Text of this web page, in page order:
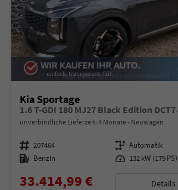
Kia Sportage
1.6 T-GDI 180 MJ27 Black Edition DCT7
unverbindliche Lieferzeit: 4 Monate Neuwagen
Fahrzeugnummer 207464 Getriebe Automatik
Kraftstoff Benzin Leistung 132 kW (179 PS)
33.414,99 € Details